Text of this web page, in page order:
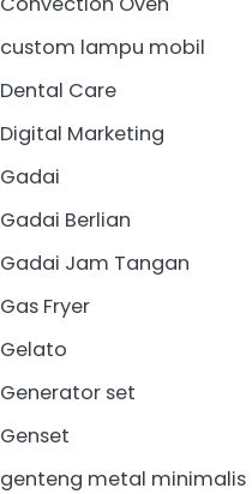
custom lampu mobil
Dental Care
Digital Marketing
Gadai
Gadai Berlian
Gadai Jam Tangan
Gas Fryer
Gelato
Generator set
Genset
genteng metal minimalis